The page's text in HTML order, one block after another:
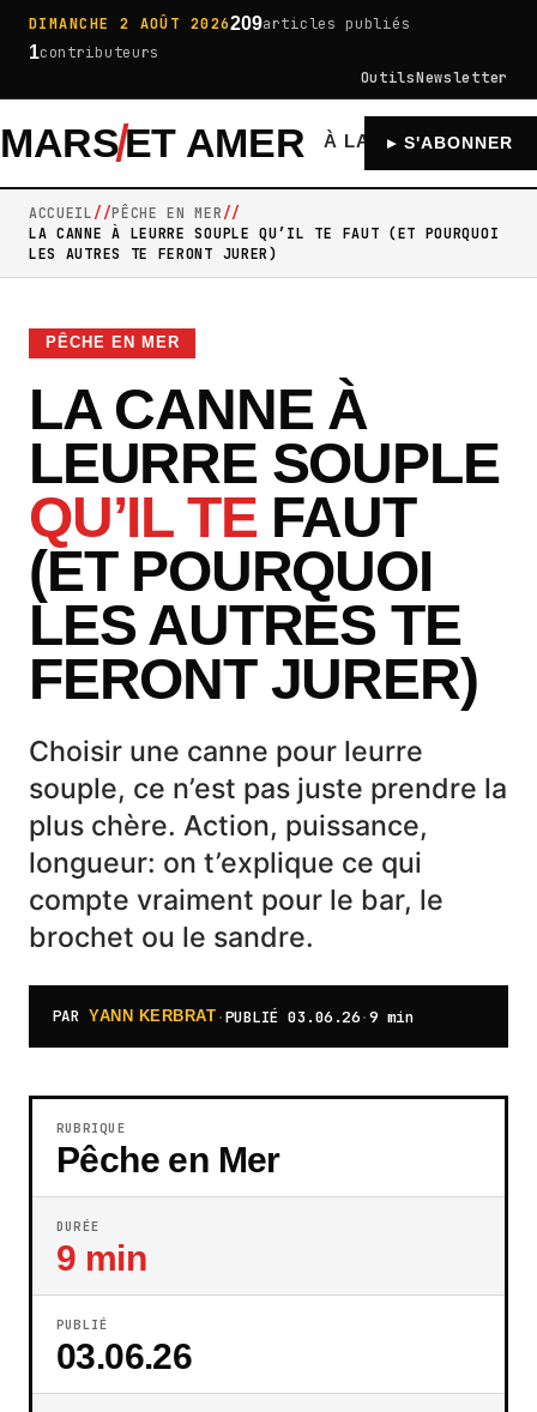
DIMANCHE 2 AOÛT 2026209articles publiés
1contributeurs
OutilsNewsletter
MARSET AMER À LA UNE▸ S'ABONNER
ACCUEIL
PÊCHE EN MER
LA CANNE À LEURRE SOUPLE QU’IL TE FAUT (ET POURQUOI
LES AUTRES TE FERONT JURER)
PÊCHE EN MER
LA CANNE À
LEURRE SOUPLE
QU’IL TEFAUT
(ET POURQUOI
LES AUTRES TE
FERONT JURER)
Choisir une canne pour leurre
souple, ce n’est pas juste prendre la
plus chère. Action, puissance,
longueur: on t’explique ce qui
compte vraiment pour le bar, le
brochet ou le sandre.
PAR YANN KERBRAT ·PUBLIÉ03.06.26·9 min
RUBRIQUE
Pêche en Mer
DURÉE
9 min
PUBLIÉ
03.06.26